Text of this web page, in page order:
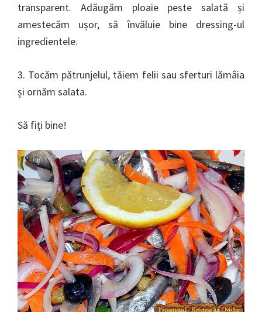
transparent. Adăugăm ploaie peste salată și
amestecăm ușor, să învăluie bine dressing-ul
ingredientele.
3. Tocăm pătrunjelul, tăiem felii sau sferturi lămâia
și ornăm salata.
Să fiți bine!